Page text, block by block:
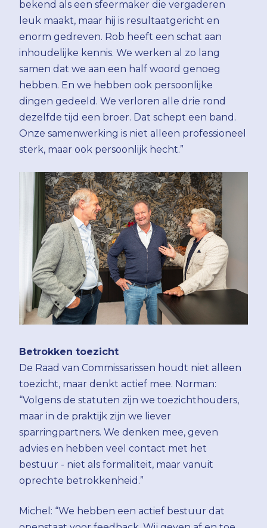
bekend als een sfeermaker die vergaderen
leuk maakt, maar hij is resultaatgericht en
enorm gedreven. Rob heeft een schat aan
inhoudelijke kennis. We werken al zo lang
samen dat we aan een half woord genoeg
hebben. En we hebben ook persoonlijke
dingen gedeeld. We verloren alle drie rond
dezelfde tijd een broer. Dat schept een band.
Onze samenwerking is niet alleen professioneel
sterk, maar ook persoonlijk hecht.”
Betrokken toezicht
De Raad van Commissarissen houdt niet alleen
toezicht, maar denkt actief mee. Norman:
“Volgens de statuten zijn we toezichthouders,
maar in de praktijk zijn we liever
sparringpartners. We denken mee, geven
advies en hebben veel contact met het
bestuur - niet als formaliteit, maar vanuit
oprechte betrokkenheid.”
Michel: “We hebben een actief bestuur dat